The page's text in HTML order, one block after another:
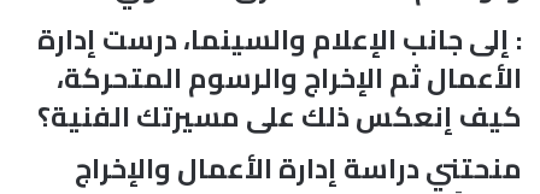
: إلى جانب الإعلام والسينما، درست إدارة
الأعمال ثم الإخراج والرسوم المتحركة،
كيف إنعكس ذلك على مسيرتك الفنية؟
منحتني دراسة إدارة الأعمال والإخراج